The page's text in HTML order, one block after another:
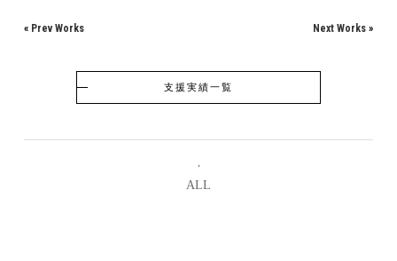
« Prev Works Next Works »
支援実績一覧
ALL